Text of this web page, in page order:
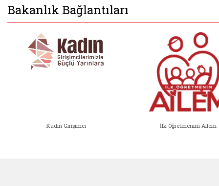
Bakanlık Bağlantıları
Kadın Girişimci İlk Öğretmenim Ailem